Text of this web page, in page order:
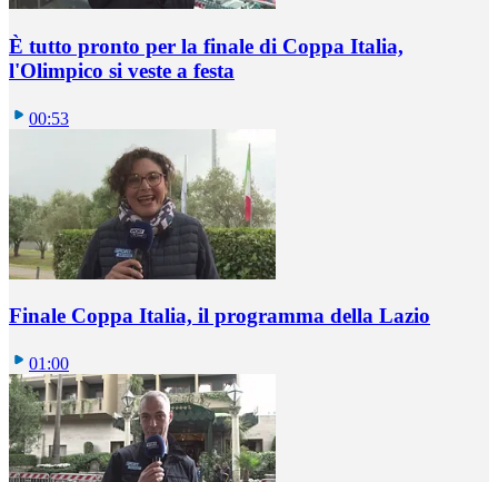
È tutto pronto per la finale di Coppa Italia,
l'Olimpico si veste a festa
00:53
Finale Coppa Italia, il programma della Lazio
01:00